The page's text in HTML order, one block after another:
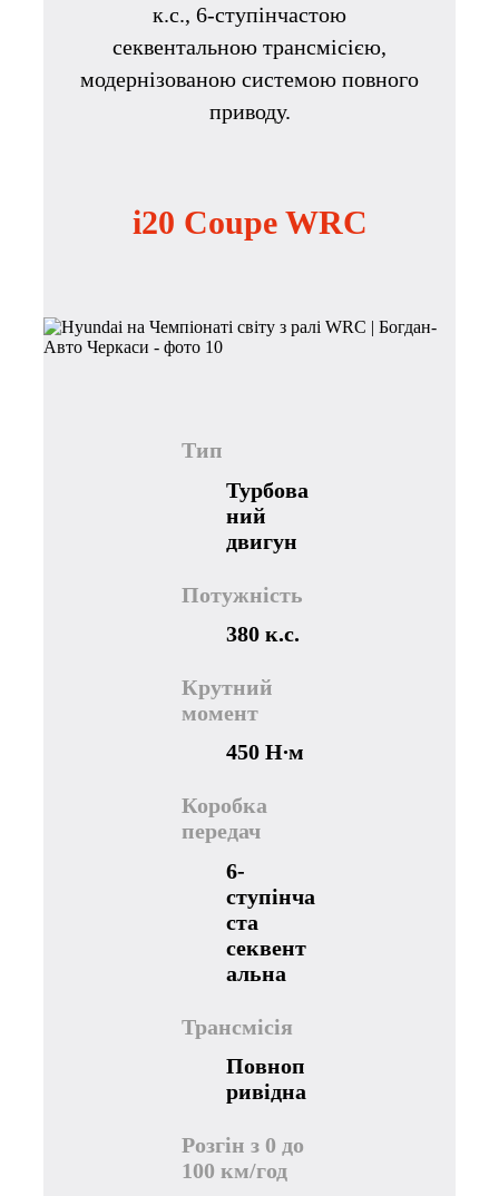
к.с., 6-ступінчастою
секвентальною трансмісією,
модернізованою системою повного
приводу.
i20 Coupe WRC
Тип
Турбова
ний
двигун
Потужність
380 к.с.
Крутний
момент
450 Н∙м
Коробка
передач
6-
ступінча
ста
секвент
альна
Трансмісія
Повноп
ривідна
Розгін з 0 до
100 км/год